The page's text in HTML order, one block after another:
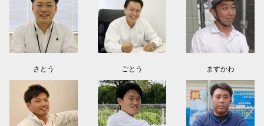
群馬県高崎市E様よりお問い合わせ頂きました。ありがとう御座います！
2026.08.02
東京都練馬区K様よりお問い合わせ頂きました。ありがとう御座います！
さとう ごとう ますかわ